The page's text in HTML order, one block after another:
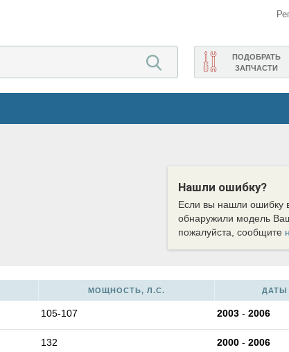
ПОДОБРАТЬ
ЗАПЧАСТИ
Нашли ошибку?
Если вы нашли ошибку
обнаружили модель
пожалуйста, сообщите
МОЩНОСТЬ, Л.С. ДАТЫ
105-107 2003 - 2006
132 2000 - 2006